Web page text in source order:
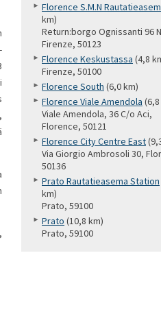
Florence S.M.N
km)
Return:borgo Ognissanti 96
Firenze, 50123
Florence Keskustassa (4,8
Firenze, 50100
Florence South (6,0 km)
Florence Viale Amendola
Viale Amendola, 36 C/o Aci,
Florence, 50121
Florence City Centre East
Via Giorgio Ambrosoli 30,
50136
Prato Rautatieasema Station
km)
Prato, 59100
Prato (10,8 km)
Prato, 59100